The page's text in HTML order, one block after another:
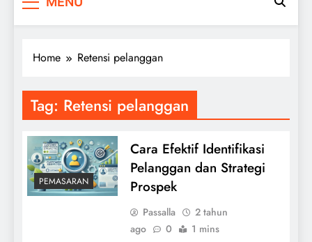
Home Retensi pelanggan
Tag: Retensi pelanggan
PEMASARAN
Cara Efektif Identifikasi
Pelanggan dan Strategi
Prospek
Passalla
2 tahun
ago
0 1 mins